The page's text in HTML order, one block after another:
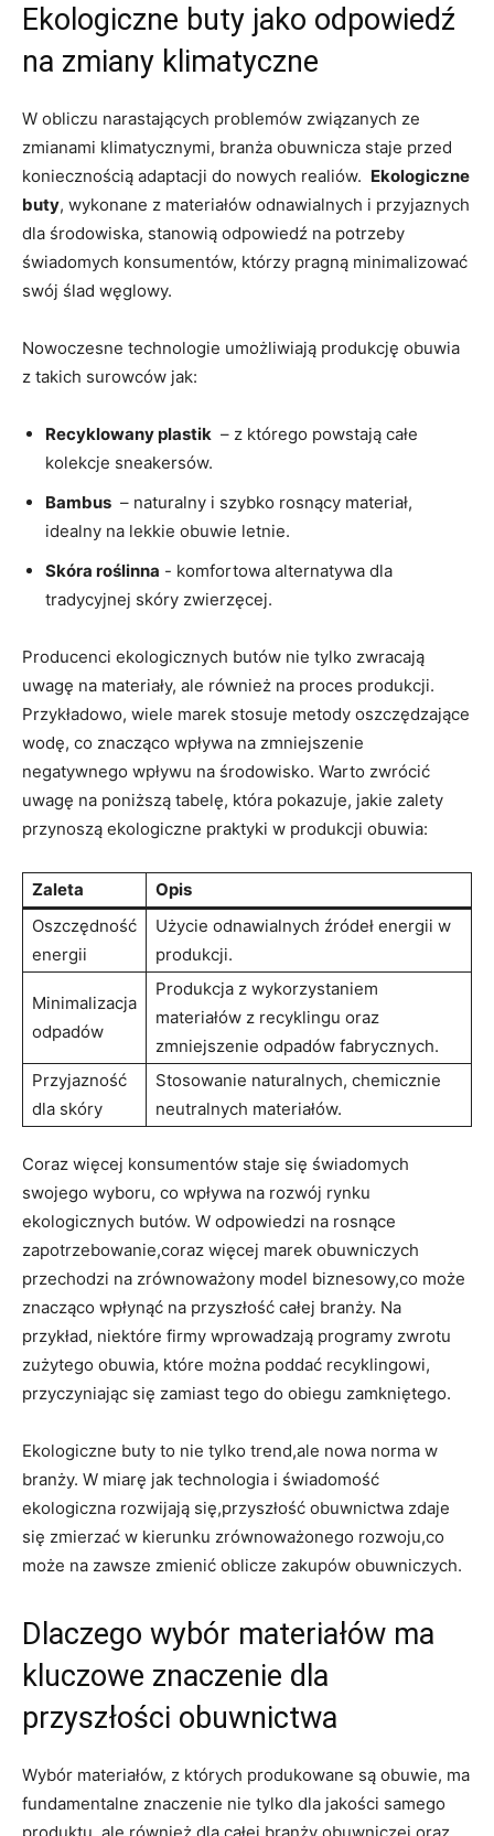
Ekologiczne ⁤buty jako odpowiedź
na zmiany⁤ klimatyczne
W obliczu narastających problemów‍ związanych⁢ ze
zmianami klimatycznymi, branża obuwnicza ​staje ⁣przed​
koniecznością ‍adaptacji do nowych realiów. ‌ Ekologiczne
buty, wykonane z materiałów odnawialnych ‌i przyjaznych⁢
dla⁢ środowiska, stanowią odpowiedź na⁣ potrzeby
świadomych konsumentów, którzy‌ pragną minimalizować
swój ślad⁣ węglowy.
Nowoczesne​ technologie umożliwiają produkcję obuwia ​
z takich surowców jak:
Recyklowany⁤ plastik ⁣ – ​z którego⁢ powstają całe
kolekcje sneakersów.
Bambus ‍ – naturalny i‍ szybko ⁣rosnący materiał,⁣
idealny na‌ lekkie obuwie letnie.
Skóra roślinna -​ komfortowa alternatywa dla
tradycyjnej skóry zwierzęcej.
Producenci ekologicznych​ butów ⁢nie tylko zwracają
uwagę na materiały, ale również na proces ​produkcji.
Przykładowo,⁢ wiele ‍marek stosuje metody‌ oszczędzające
wodę, co‍ znacząco wpływa⁣ na zmniejszenie
negatywnego‌ wpływu ‌na⁣ środowisko.⁢ Warto zwrócić
uwagę na⁢ poniższą‌ tabelę, która ⁣pokazuje,‍ jakie‍ zalety
przynoszą ⁣ekologiczne praktyki ⁢w produkcji⁤ obuwia:
Zaleta
Opis
Oszczędność
energii
Użycie ⁢odnawialnych ⁤źródeł ⁢energii ​w‌
produkcji.
Minimalizacja
​odpadów
Produkcja z ‌wykorzystaniem
⁤materiałów z recyklingu oraz
zmniejszenie ⁤odpadów fabrycznych.
Przyjazność
dla skóry
Stosowanie naturalnych, chemicznie⁢
neutralnych materiałów.
Coraz więcej konsumentów staje się świadomych
swojego wyboru, co wpływa na rozwój rynku⁣
ekologicznych butów. W ⁤odpowiedzi na rosnące
zapotrzebowanie,coraz więcej marek obuwniczych‌
przechodzi na zrównoważony ​model biznesowy,co może
znacząco wpłynąć na przyszłość całej​ branży. Na
⁤przykład,​ niektóre firmy wprowadzają‍ programy zwrotu
zużytego obuwia, które można poddać recyklingowi,‌
przyczyniając się zamiast tego do obiegu zamkniętego.
Ekologiczne buty to​ nie tylko trend,ale nowa norma⁢ w
branży. W miarę jak technologia i​ świadomość
ekologiczna rozwijają się,przyszłość obuwnictwa⁤ zdaje
się⁢ zmierzać ⁤w kierunku zrównoważonego rozwoju,co
może​ na zawsze zmienić oblicze zakupów obuwniczych.
Dlaczego wybór materiałów ma
kluczowe znaczenie dla ​
przyszłości‌ obuwnictwa
Wybór materiałów, z⁣ których produkowane są obuwie,⁤ ma
fundamentalne znaczenie nie tylko ⁣dla jakości ‌samego